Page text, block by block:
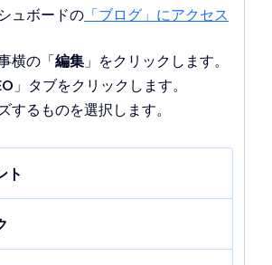
ュボードの 「ブログ」にアクセス
横の「編集 」をクリックします。
」タブをクリックします。
するものを選択します。
ト
タントは、検索結果でブログ
ォーマンスを向上させるために